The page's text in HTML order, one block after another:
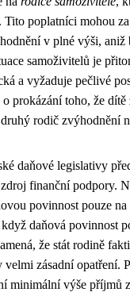
poplatníci mohou
v plné výši, aniž
samoživitelů je
a vyžaduje pečlivé
prokázání toho, že dítě
rodič zvýhodnění
daňové legislativy
finanční podpory.
povinnost pouze
daňová povinnost
že stát rodině
zásadní opatření.
minimální výše příjmů